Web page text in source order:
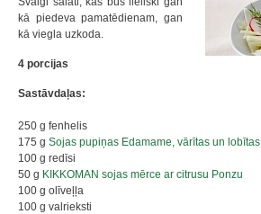
kā piedeva pamatēdienam, gan
kā viegla uzkoda.
4 porcijas
Sastāvdaļas:
250 g fenhelis
175 g Sojas pupiņas Edamame, vārītas un lobītas
100 g redīsi
50 g KIKKOMAN sojas mērce ar citrusu Ponzu
100 g olīveļļa
100 g valrieksti